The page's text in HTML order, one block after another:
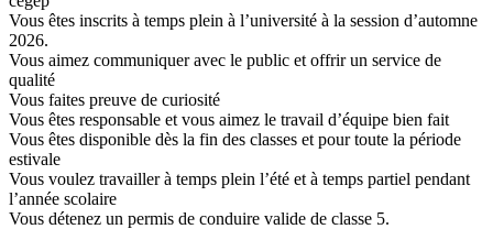
Vous êtes inscrits à temps plein à l’université à la session d’automne
2026.
Vous aimez communiquer avec le public et offrir un service de
qualité
Vous faites preuve de curiosité
Vous êtes responsable et vous aimez le travail d’équipe bien fait
Vous êtes disponible dès la fin des classes et pour toute la période
estivale
Vous voulez travailler à temps plein l’été et à temps partiel pendant
l’année scolaire
Vous détenez un permis de conduire valide de classe 5.